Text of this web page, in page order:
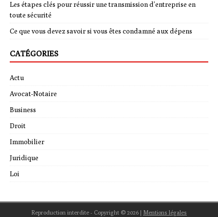
Les étapes clés pour réussir une transmission d’entreprise en
toute sécurité
Ce que vous devez savoir si vous êtes condamné aux dépens
CATÉGORIES
Actu
Avocat-Notaire
Business
Droit
Immobilier
Juridique
Loi
Reproduction interdite - Copyright © 2026 | Mentions légales